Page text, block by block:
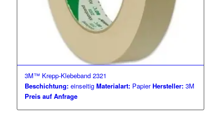
3M™ Krepp-Klebeband 2321
Beschichtung:einseitig Materialart:Papier Hersteller:3M
Preis auf Anfrage